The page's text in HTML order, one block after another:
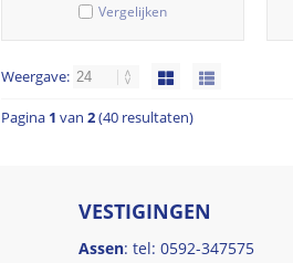
Vergelijken
Weergave:
Pagina 1 van 2(40 resultaten)
VESTIGINGEN
Assen: tel: 0592-347575